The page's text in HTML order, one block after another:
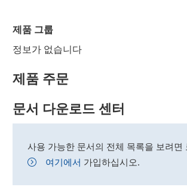
제품 그룹
정보가 없습니다
제품 주문
문서 다운로드 센터
사용 가능한 문서의 전체 목록을 보려면
여기에서 가입하십시오.